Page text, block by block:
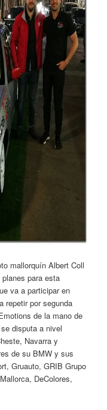
mallorquín Albert Coll
para esta
va a participar en
repetir por segunda
de la mano de
disputa a nivel
Navarra y
de su BMW y sus
Gruauto, GRIB Grupo
DeColores,